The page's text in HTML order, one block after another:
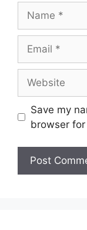
Save my
browser